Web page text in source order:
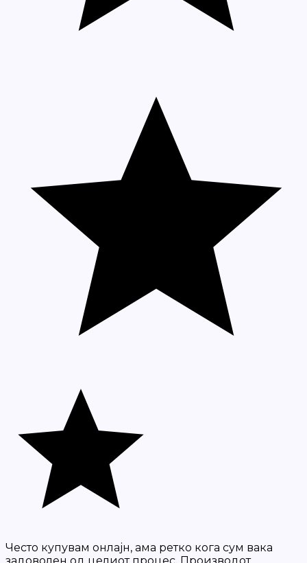
Често купувам онлајн, ама ретко кога сум вака